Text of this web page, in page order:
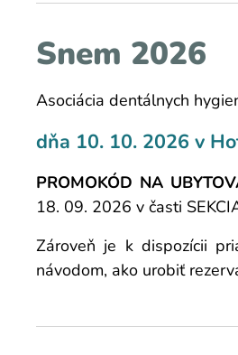
Snem 2026
Asociácia dentálnych
dňa 10. 10. 2026 v
PROMOKÓD NA
18. 09. 2026 v časti
Zároveň je k dispozícii
návodom, ako urobiť